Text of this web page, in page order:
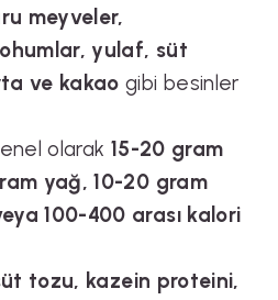
meyveler,
yulaf, süt
ve kakao gibi besinler
olarak 15-20 gram
yağ, 10-20 gram
100-400 arası kalori
tozu, kazein proteini,